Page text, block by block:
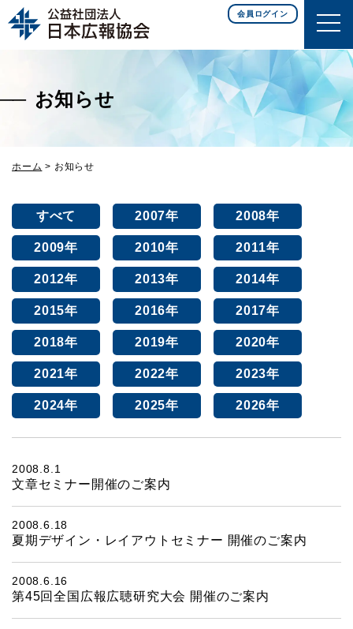
このページの本文へ移動
会員ログイン
お知らせ
ホーム > お知らせ
すべて 2007年 2008年
2009年 2010年 2011年
2012年 2013年 2014年
2015年 2016年 2017年
2018年 2019年 2020年
2021年 2022年 2023年
2024年 2025年 2026年
2008.8.1
文章セミナー開催のご案内
2008.6.18
夏期デザイン・レイアウトセミナー 開催のご案内
2008.6.16
第45回全国広報広聴研究大会 開催のご案内